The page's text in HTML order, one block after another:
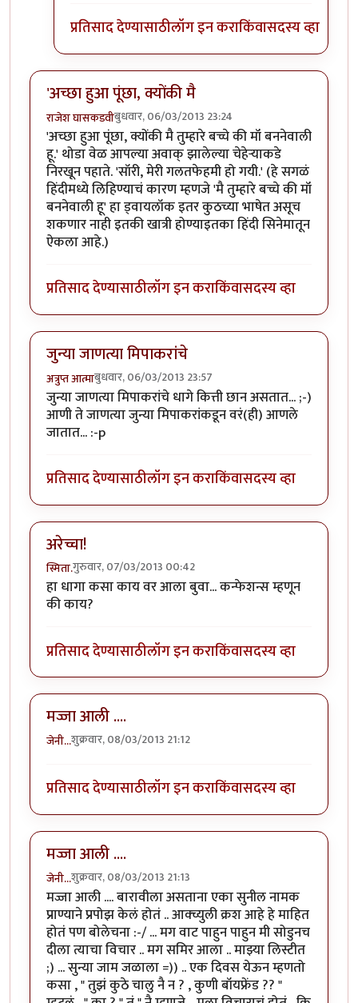
प्रतिसाद देण्यासाठीलॉग इन कराकिंवासदस्य व्हा
'अच्छा हुआ पूंछा, क्योंकी मै
राजेश घासकडवीबुधवार, 06/03/2013 23:24
'अच्छा हुआ पूंछा, क्योंकी मै तुम्हारे बच्चे की मॉं बननेवाली
हू.' थोडा वेळ आपल्या अवाक् झालेल्या चेहेऱ्याकडे
निरखून पहाते. 'सॉरी, मेरी गलतफेहमी हो गयी.' (हे सगळं
हिंदीमध्ये लिहिण्याचं कारण म्हणजे 'मै तुम्हारे बच्चे की मॉं
बननेवाली हू' हा ड्वायलॉक इतर कुठच्या भाषेत असूच
शकणार नाही इतकी खात्री होण्याइतका हिंदी सिनेमातून
ऐकला आहे.)
प्रतिसाद देण्यासाठीलॉग इन कराकिंवासदस्य व्हा
जुन्या जाणत्या मिपाकरांचे
अत्रुप्त आत्माबुधवार, 06/03/2013 23:57
जुन्या जाणत्या मिपाकरांचे धागे कित्ती छान असतात... ;-)
आणी ते जाणत्या जुन्या मिपाकरांकडून वरं(ही) आणले
जातात... :-p
प्रतिसाद देण्यासाठीलॉग इन कराकिंवासदस्य व्हा
अरेच्चा!
स्मिता.गुरुवार, 07/03/2013 00:42
हा धागा कसा काय वर आला बुवा... कन्फेशन्स म्हणून
की काय?
प्रतिसाद देण्यासाठीलॉग इन कराकिंवासदस्य व्हा
मज्जा आली ....
जेनी...शुक्रवार, 08/03/2013 21:12
प्रतिसाद देण्यासाठीलॉग इन कराकिंवासदस्य व्हा
मज्जा आली ....
जेनी...शुक्रवार, 08/03/2013 21:13
मज्जा आली .... बारावीला असताना एका सुनील नामक
प्राण्याने प्रपोझ केलं होतं .. आक्च्युली क्रश आहे हे माहित
होतं पण बोलेचना :-/ ... मग वाट पाहुन पाहुन मी सोडुनच
दीला त्याचा विचार .. मग समिर आला .. माझ्या लिस्टीत
;) ... सुन्या जाम जळाला =)) .. एक दिवस येऊन म्हणतो
कसा , " तुझं कुठे चालु नै न ? , कुणी बॉयफ्रेंड ?? "